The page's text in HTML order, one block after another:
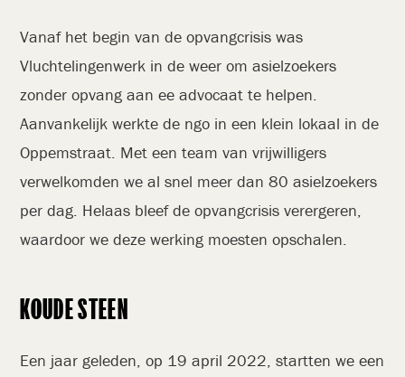
Vanaf het begin van de opvangcrisis was
Vluchtelingenwerk in de weer om asielzoekers
zonder opvang aan ee advocaat te helpen.
Aanvankelijk werkte de ngo in een klein lokaal in de
Oppemstraat. Met een team van vrijwilligers
verwelkomden we al snel meer dan 80 asielzoekers
per dag. Helaas bleef de opvangcrisis verergeren,
waardoor we deze werking moesten opschalen.
KOUDE STEEN
Een jaar geleden, op 19 april 2022, startten we een